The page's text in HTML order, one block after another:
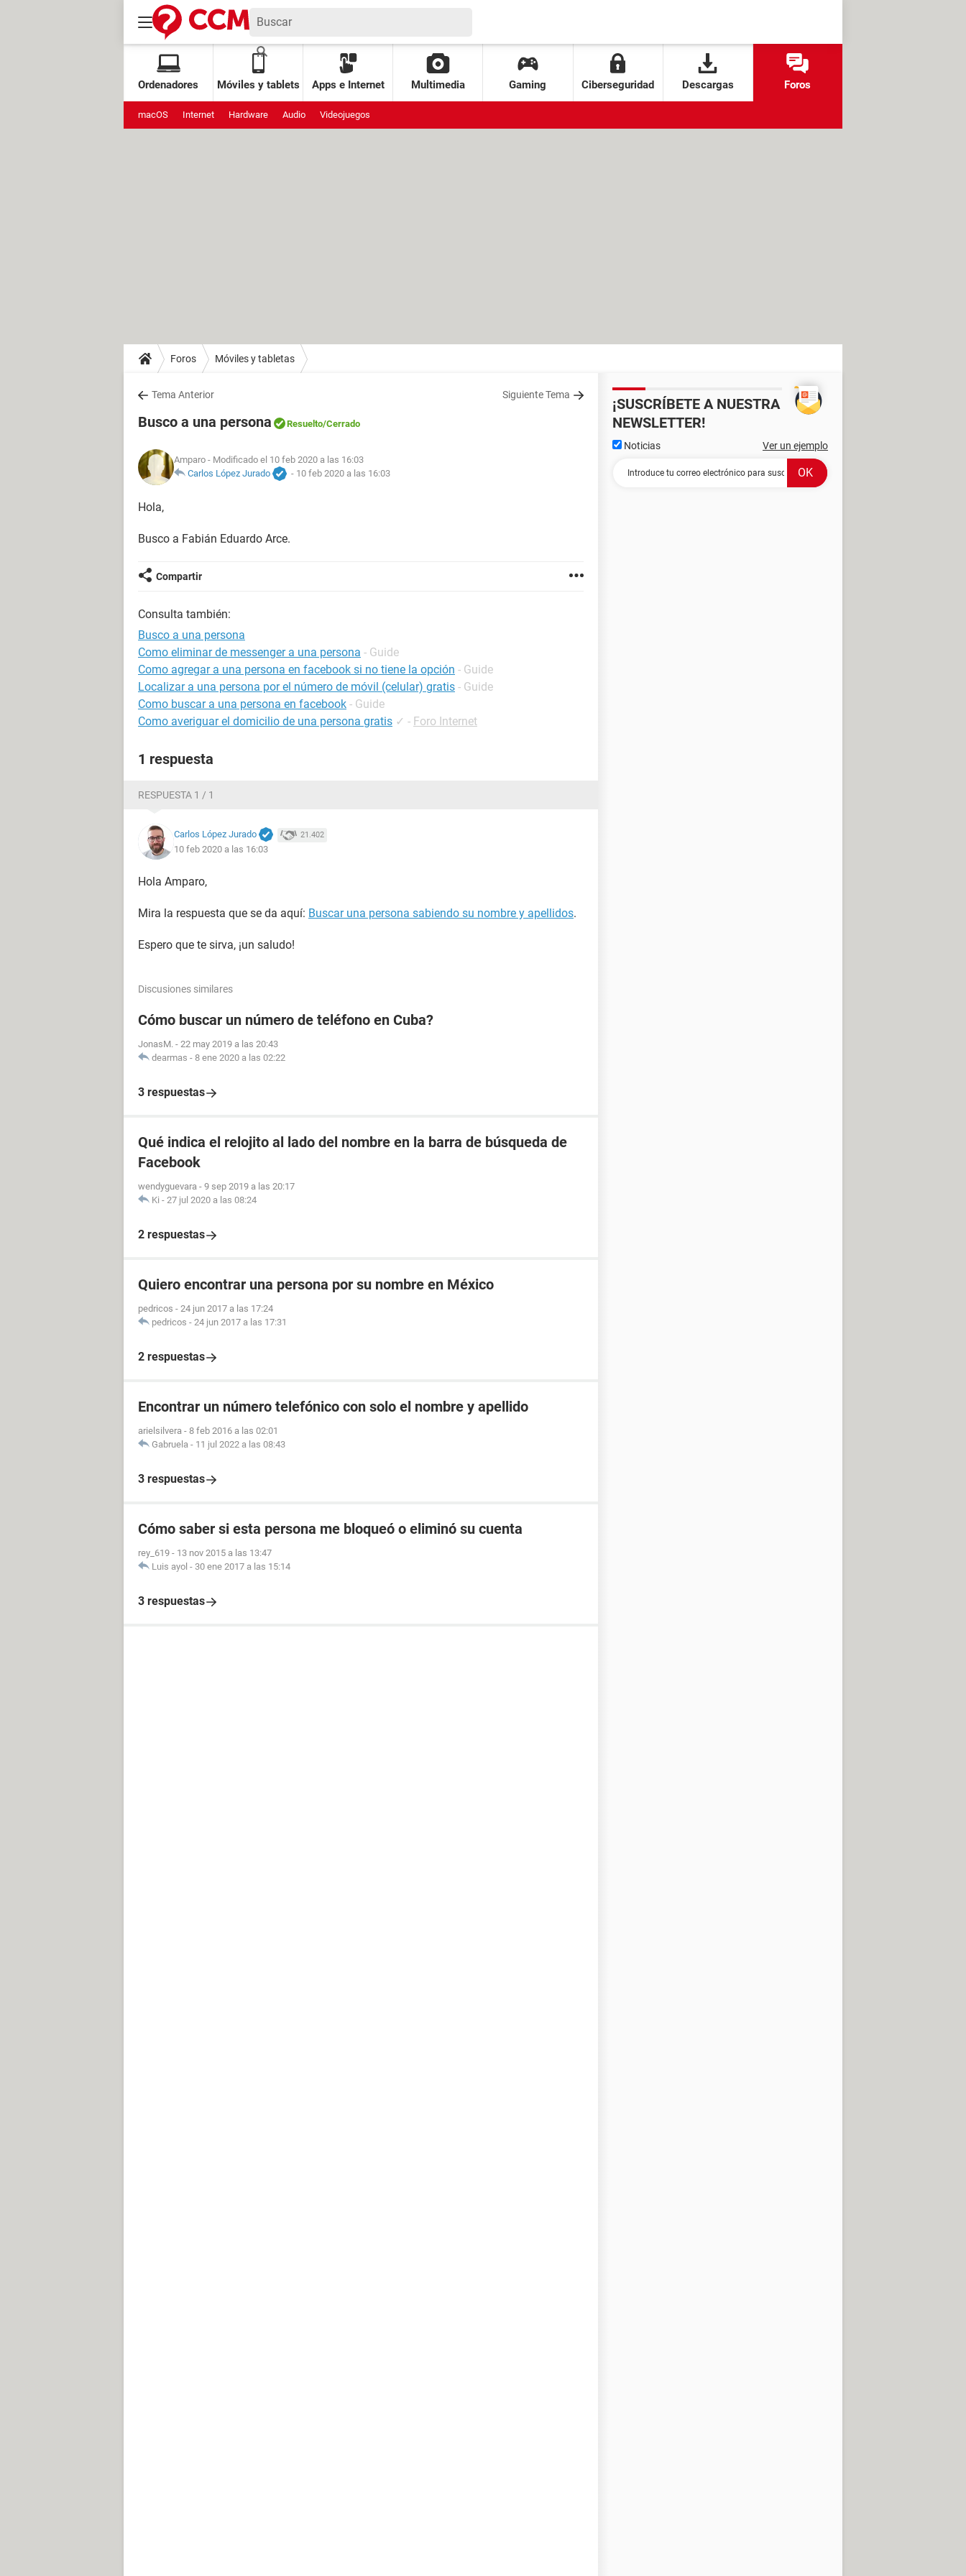
Ordenadores Móviles y tablets Apps e Internet Multimedia Gaming Ciberseguridad Descargas Foros
macOS Internet Hardware Audio Videojuegos
Foros Móviles y tabletas
Tema Anterior Siguiente Tema
Busco a una persona Resuelto/Cerrado
Amparo - Modificado el 10 feb 2020 a las 16:03
Carlos López Jurado
- 10 feb 2020 a las 16:03
Hola,
Busco a Fabián Eduardo Arce.
Compartir
Consulta también:
Busco a una persona
Como eliminar de messenger a una persona - Guide
Como agregar a una persona en facebook si no tiene la opción - Guide
Localizar a una persona por el número de móvil (celular) gratis - Guide
Como buscar a una persona en facebook - Guide
Como averiguar el domicilio de una persona gratis ✓ - Foro Internet
1 respuesta
RESPUESTA 1 / 1
Carlos López Jurado 21.402
10 feb 2020 a las 16:03
Hola Amparo,
Mira la respuesta que se da aquí: Buscar una persona sabiendo su nombre y apellidos.
Espero que te sirva, ¡un saludo!
Discusiones similares
Cómo buscar un número de teléfono en Cuba?
JonasM. - 22 may 2019 a las 20:43
dearmas - 8 ene 2020 a las 02:22
3 respuestas
Qué indica el relojito al lado del nombre en la barra de búsqueda de
Facebook
wendyguevara - 9 sep 2019 a las 20:17
Ki - 27 jul 2020 a las 08:24
2 respuestas
Quiero encontrar una persona por su nombre en México
pedricos - 24 jun 2017 a las 17:24
pedricos - 24 jun 2017 a las 17:31
2 respuestas
Encontrar un número telefónico con solo el nombre y apellido
arielsilvera - 8 feb 2016 a las 02:01
Gabruela - 11 jul 2022 a las 08:43
3 respuestas
Cómo saber si esta persona me bloqueó o eliminó su cuenta
rey_619 - 13 nov 2015 a las 13:47
Luis ayol - 30 ene 2017 a las 15:14
3 respuestas
¡SUSCRÍBETE A NUESTRA
NEWSLETTER!
Noticias Ver un ejemplo